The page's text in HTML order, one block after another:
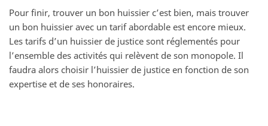
Pour finir, trouver un bon huissier c’est bien, mais trouver
un bon huissier avec un tarif abordable est encore mieux.
Les tarifs d’un huissier de justice sont réglementés pour
l’ensemble des activités qui relèvent de son monopole. Il
faudra alors choisir l’huissier de justice en fonction de son
expertise et de ses honoraires.